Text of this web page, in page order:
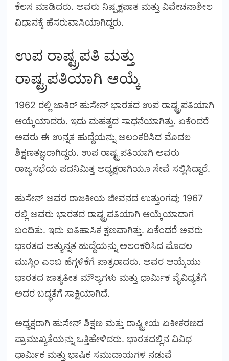
ಕೆಲಸ ಮಾಡಿದರು. ಅವರು ನಿಷ್ಪಕ್ಷಪಾತ ಮತ್ತು ವಿವೇಚನಾಶೀಲ
ವಿಧಾನಕ್ಕೆ ಹೆಸರುವಾಸಿಯಾಗಿದ್ದರು.
ಉಪ ರಾಷ್ಟ್ರಪತಿ ಮತ್ತು
ರಾಷ್ಟ್ರಪತಿಯಾಗಿ ಆಯ್ಕೆ
1962 ರಲ್ಲಿ ಜಾಕಿರ್ ಹುಸೇನ್ ಭಾರತದ ಉಪ ರಾಷ್ಟ್ರಪತಿಯಾಗಿ
ಆಯ್ಕೆಯಾದರು. ಇದು ಮಹತ್ವದ ಸಾಧನೆಯಾಗಿತ್ತು. ಏಕೆಂದರೆ
ಅವರು ಈ ಉನ್ನತ ಹುದ್ದೆಯನ್ನು ಅಲಂಕರಿಸಿದ ಮೊದಲ
ಶಿಕ್ಷಣತಜ್ಞರಾಗಿದ್ದರು. ಉಪ ರಾಷ್ಟ್ರಪತಿಯಾಗಿ ಅವರು
ರಾಜ್ಯಸಭೆಯ ಪದನಿಮಿತ್ತ ಅಧ್ಯಕ್ಷರಾಗಿಯೂ ಸೇವೆ ಸಲ್ಲಿಸಿದ್ದಾರೆ.
ಹುಸೇನ್ ಅವರ ರಾಜಕೀಯ ಜೀವನದ ಉತ್ತುಂಗವು 1967
ರಲ್ಲಿ ಅವರು ಭಾರತದ ರಾಷ್ಟ್ರಪತಿಯಾಗಿ ಆಯ್ಕೆಯಾದಾಗ
ಬಂದಿತು. ಇದು ಐತಿಹಾಸಿಕ ಕ್ಷಣವಾಗಿತ್ತು. ಏಕೆಂದರೆ ಅವರು
ಭಾರತದ ಅತ್ಯುನ್ನತ ಹುದ್ದೆಯನ್ನು ಅಲಂಕರಿಸಿದ ಮೊದಲ
ಮುಸ್ಲಿಂ ಎಂಬ ಹೆಗ್ಗಳಿಕೆಗೆ ಪಾತ್ರರಾದರು. ಅವರ ಆಯ್ಕೆಯು
ಭಾರತದ ಜಾತ್ಯತೀತ ಮೌಲ್ಯಗಳು ಮತ್ತು ಧಾರ್ಮಿಕ ವೈವಿಧ್ಯತೆಗೆ
ಅದರ ಬದ್ಧತೆಗೆ ಸಾಕ್ಷಿಯಾಗಿದೆ.
ಅಧ್ಯಕ್ಷರಾಗಿ ಹುಸೇನ್ ಶಿಕ್ಷಣ ಮತ್ತು ರಾಷ್ಟ್ರೀಯ ಏಕೀಕರಣದ
ಪ್ರಾಮುಖ್ಯತೆಯನ್ನು ಒತ್ತಿಹೇಳಿದರು. ಭಾರತದಲ್ಲಿನ ವಿವಿಧ
ಧಾರ್ಮಿಕ ಮತ್ತು ಭಾಷಿಕ ಸಮುದಾಯಗಳ ನಡುವೆ